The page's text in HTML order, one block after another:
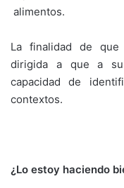
alimentos.
La finalidad de
dirigida a que a
capacidad de
contextos.
¿Lo estoy haciendo